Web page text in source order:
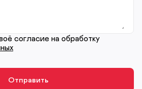
согласие на обработку